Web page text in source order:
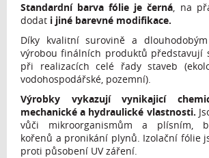
Standardní barva fólie je černá, na
dodat i jiné barevné modifikace.
Díky kvalitní surovině a
výrobou finálních produktů představují
při realizacích celé řady staveb
vodohospodářské, pozemní).
Výrobky vykazují vynikajicí
mechanické a hydraulické vlastnosti.
vůči mikroorganismům a plísním,
kořenů a pronikání plynů. Izolační fólie
proti působení UV záření.